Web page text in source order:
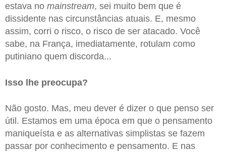
estava no mainstream, sei muito bem que é
dissidente nas circunstâncias atuais. E, mesmo
assim, corri o risco, o risco de ser atacado. Você
sabe, na França, imediatamente, rotulam como
putiniano quem discorda...
Isso lhe preocupa?
Não gosto. Mas, meu dever é dizer o que penso ser
útil. Estamos em uma época em que o pensamento
maniqueísta e as alternativas simplistas se fazem
passar por conhecimento e pensamento. E nas